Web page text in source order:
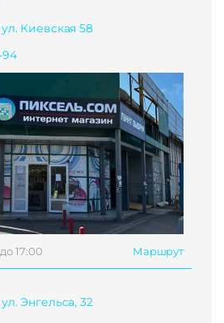
Киевская 58
94
17:00 Маршрут
Энгельса, 32